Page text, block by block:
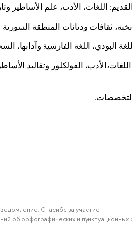
اللغات، الأدب، علم الأساطير
ثقافات وديانات المنطقة
البوذي، اللغة الفارسية وآدابها،
الفولكلور وتقاليد
Спасибо за участие!
об орфографических и пунктуационных